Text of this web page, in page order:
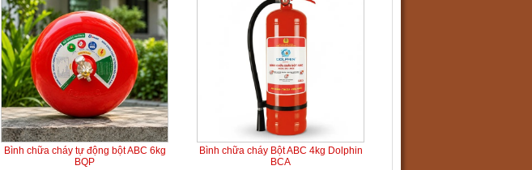
Bình chữa cháy tự động bột ABC 6kg
BQP
Bình chữa cháy Bột ABC 4kg Dolphin
BCA